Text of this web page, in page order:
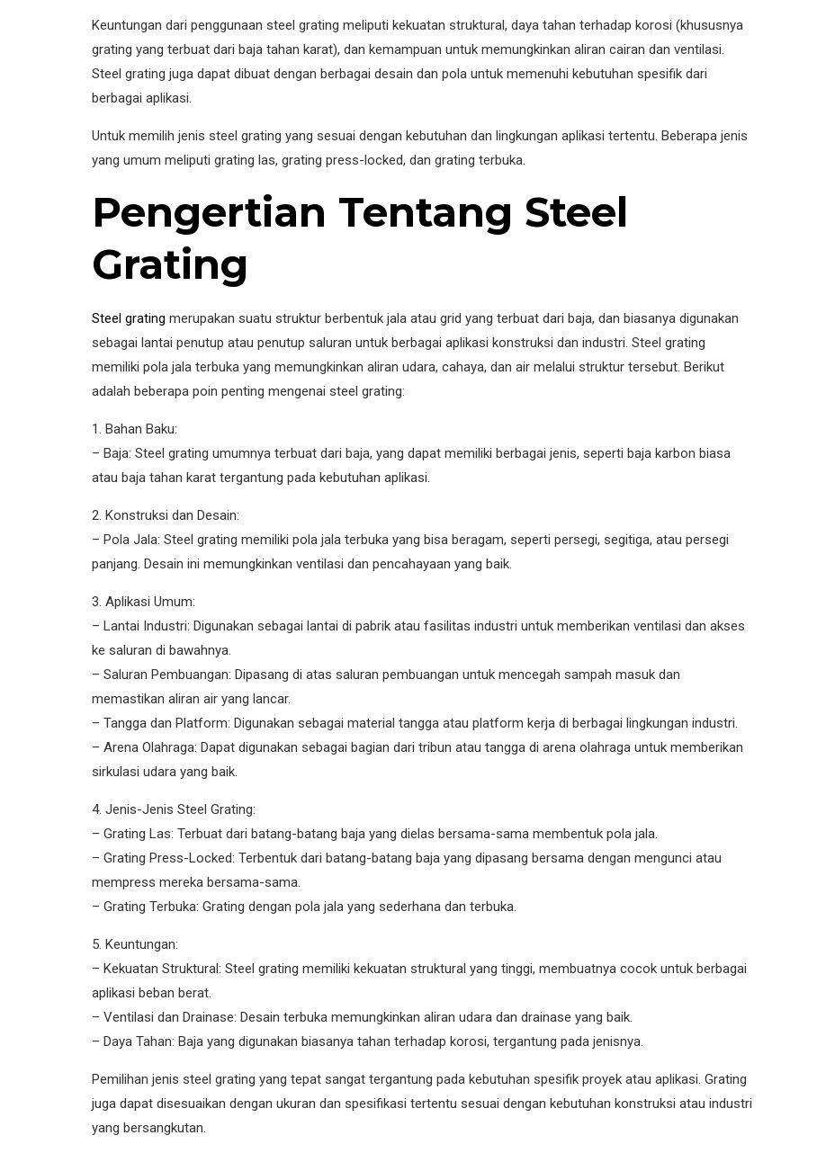
Keuntungan dari penggunaan steel grating meliputi kekuatan struktural, daya tahan terhadap korosi (khususnya
grating yang terbuat dari baja tahan karat), dan kemampuan untuk memungkinkan aliran cairan dan ventilasi.
Steel grating juga dapat dibuat dengan berbagai desain dan pola untuk memenuhi kebutuhan spesifik dari
berbagai aplikasi.
Untuk memilih jenis steel grating yang sesuai dengan kebutuhan dan lingkungan aplikasi tertentu. Beberapa jenis
yang umum meliputi grating las, grating press-locked, dan grating terbuka.
Pengertian Tentang Steel
Grating
Steel grating merupakan suatu struktur berbentuk jala atau grid yang terbuat dari baja, dan biasanya digunakan
sebagai lantai penutup atau penutup saluran untuk berbagai aplikasi konstruksi dan industri. Steel grating
memiliki pola jala terbuka yang memungkinkan aliran udara, cahaya, dan air melalui struktur tersebut. Berikut
adalah beberapa poin penting mengenai steel grating:
1. Bahan Baku:
– Baja: Steel grating umumnya terbuat dari baja, yang dapat memiliki berbagai jenis, seperti baja karbon biasa
atau baja tahan karat tergantung pada kebutuhan aplikasi.
2. Konstruksi dan Desain:
– Pola Jala: Steel grating memiliki pola jala terbuka yang bisa beragam, seperti persegi, segitiga, atau persegi
panjang. Desain ini memungkinkan ventilasi dan pencahayaan yang baik.
3. Aplikasi Umum:
– Lantai Industri: Digunakan sebagai lantai di pabrik atau fasilitas industri untuk memberikan ventilasi dan akses
ke saluran di bawahnya.
– Saluran Pembuangan: Dipasang di atas saluran pembuangan untuk mencegah sampah masuk dan
memastikan aliran air yang lancar.
– Tangga dan Platform: Digunakan sebagai material tangga atau platform kerja di berbagai lingkungan industri.
– Arena Olahraga: Dapat digunakan sebagai bagian dari tribun atau tangga di arena olahraga untuk memberikan
sirkulasi udara yang baik.
4. Jenis-Jenis Steel Grating:
– Grating Las: Terbuat dari batang-batang baja yang dielas bersama-sama membentuk pola jala.
– Grating Press-Locked: Terbentuk dari batang-batang baja yang dipasang bersama dengan mengunci atau
mempress mereka bersama-sama.
– Grating Terbuka: Grating dengan pola jala yang sederhana dan terbuka.
5. Keuntungan:
– Kekuatan Struktural: Steel grating memiliki kekuatan struktural yang tinggi, membuatnya cocok untuk berbagai
aplikasi beban berat.
– Ventilasi dan Drainase: Desain terbuka memungkinkan aliran udara dan drainase yang baik.
– Daya Tahan: Baja yang digunakan biasanya tahan terhadap korosi, tergantung pada jenisnya.
Pemilihan jenis steel grating yang tepat sangat tergantung pada kebutuhan spesifik proyek atau aplikasi. Grating
juga dapat disesuaikan dengan ukuran dan spesifikasi tertentu sesuai dengan kebutuhan konstruksi atau industri
yang bersangkutan.